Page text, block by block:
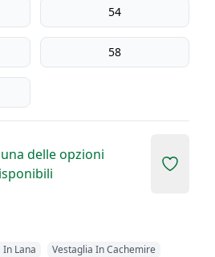
54
58
delle opzioni
Add to
In Lana
Vestaglia In Cachemire